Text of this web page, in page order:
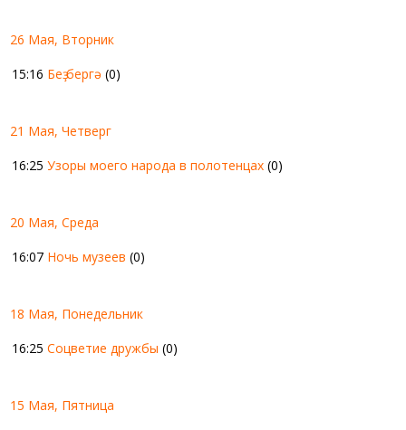
26 Мая, Вторник
15:16 Беҙ бергә (0)
21 Мая, Четверг
16:25 Узоры моего народа в полотенцах (0)
20 Мая, Среда
16:07 Ночь музеев (0)
18 Мая, Понедельник
16:25 Соцветие дружбы (0)
15 Мая, Пятница